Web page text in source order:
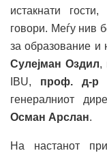
истакнати
говори. Меѓу нив
за образование и
Сулејман Оздил,
IBU, проф. д-р
генералниот
Осман Арслан.
На настанот